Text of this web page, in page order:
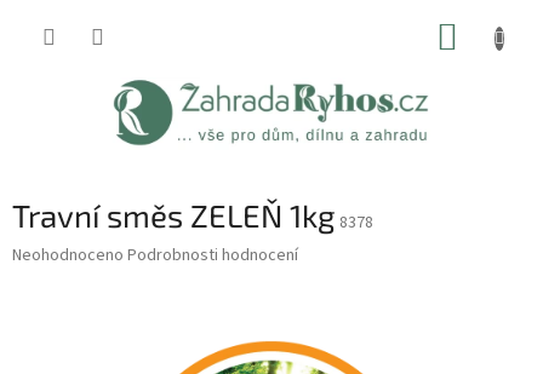
Travní směs ZELEŇ 1kg 8378
Průměrné
Neohodnoceno Podrobnosti hodnocení